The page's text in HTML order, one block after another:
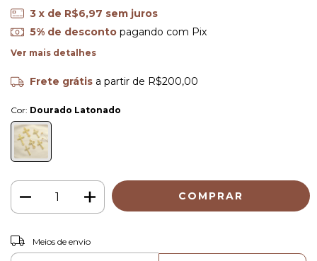
3 x de R$6,97 sem juros
5% de descontopagando com Pix
Ver mais detalhes
Frete grátis a partir de R$200,00
Cor: Dourado Latonado
Entregas para o CEP:
Meios de envio